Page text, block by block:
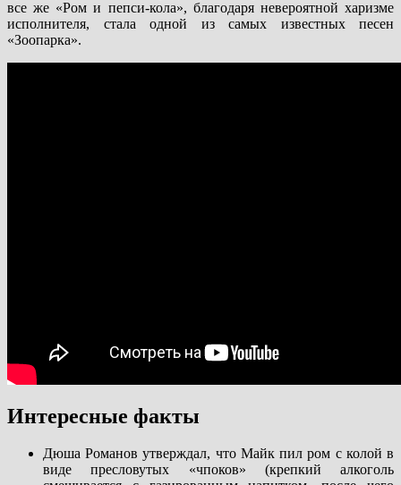
все же «Ром и пепси-кола», благодаря невероятной харизме
исполнителя, стала одной из самых известных песен
«Зоопарка».
Интересные факты
Дюша Романов утверждал, что Майк пил ром с колой в
виде пресловутых «чпоков» (крепкий алкоголь